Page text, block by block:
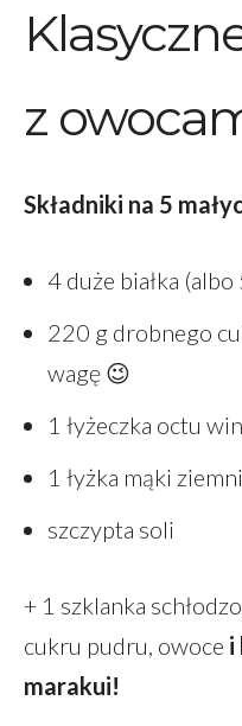
z
Składniki na 5
4 duże białka (albo
220 g drobnego
wagę 😉
1 łyżeczka octu
1 łyżka mąki
szczypta soli
+ 1 szklanka
cukru pudru, owoce i
marakui!